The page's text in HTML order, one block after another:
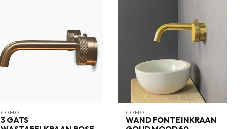
COMO
3 GATS
COMO
WAND FONTEINKRAAN